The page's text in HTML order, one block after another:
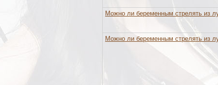
Можно ли беременным стрелять из
Можно ли беременным стрелять из